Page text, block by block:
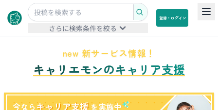
さらに検索条件を絞る
登録・ログイン
new 新サービス情報！
キャリエモンのキャリア支援
今なら キャリア支援 を実施中